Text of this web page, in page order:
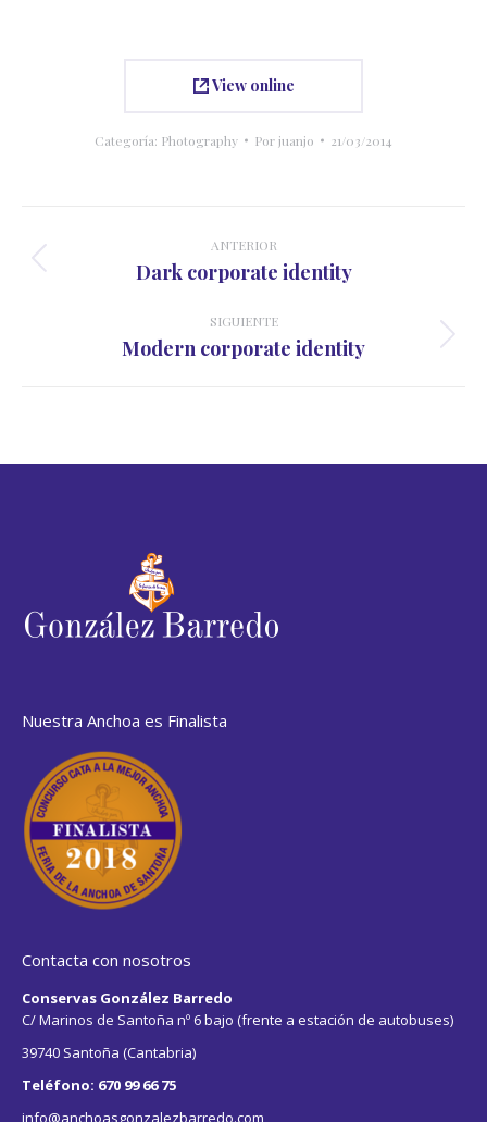
View online
Categoría: Photography Porjuanjo 21/03/2014
entre
proyectos
ANTERIOR
Proyecto
Dark corporate identity
SIGUIENTE
Proyecto
Modern corporate identity
Nuestra Anchoa es Finalista
Contacta con nosotros
Conservas González Barredo
C/ Marinos de Santoña nº 6 bajo (frente a estación de autobuses)
39740 Santoña (Cantabria)
Teléfono: 670 99 66 75
info@anchoasgonzalezbarredo.com